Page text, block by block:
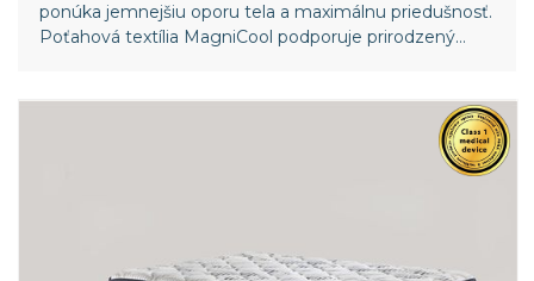
ponúka jemnejšiu oporu tela a maximálnu priedušnosť.
Poťahová textília MagniCool podporuje prirodzený